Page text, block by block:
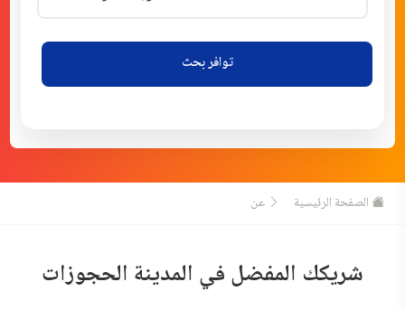
توافر بحث
الصفحة الرئيسية عن
شريكك المفضل في المدينة الحجوزات